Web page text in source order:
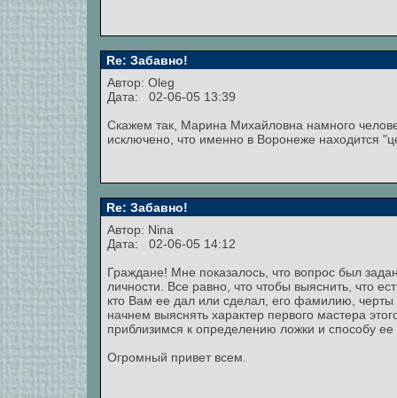
Re: Забавно!
Автор: Oleg
Дата: 02-06-05 13:39
Скажем так, Марина Михайловна намного
исключено, что именно в Воронеже находится
Re: Забавно!
Автор: Nina
Дата: 02-06-05 14:12
Граждане! Мне показалось, что вопрос был
личности. Все равно, что чтобы выяснить, что
кто Вам ее дал или сделал, его фамилию,
начнем выяснять характер первого мастера
приблизимся к определению ложки и способу
Огромный привет всем.